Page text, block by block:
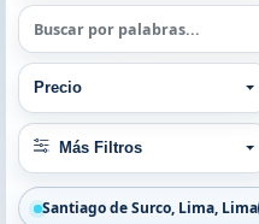
Otros filtros:
Más Filtros
Búsqueda por palabra
Rango de precios
Precio
Santiago de Surco, Lima, Lima